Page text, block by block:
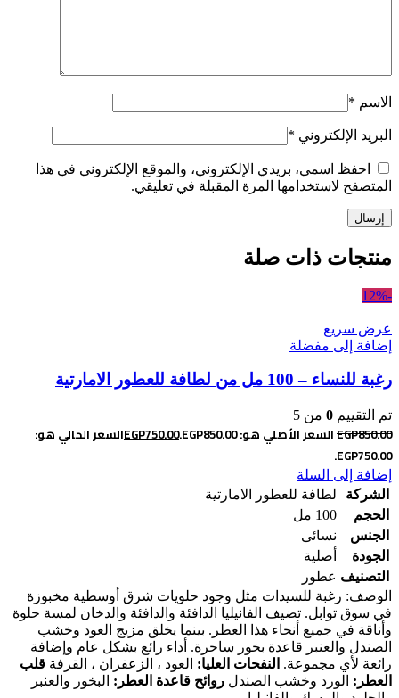
الاسم *
البريد الإلكتروني *
احفظ اسمي، بريدي الإلكتروني، والموقع الإلكتروني في هذا
المتصفح لاستخدامها المرة المقبلة في تعليقي.
منتجات ذات صلة
-12%
عرض سريع
إضافة إلى مفضلة
رغبة للنساء – 100 مل من لطافة للعطور الامارتية
تم التقييم 0 من 5
EGP850.00 السعر الأصلي هو: EGP850.00. EGP750.00
السعر الحالي هو:
EGP750.00.
إضافة إلى السلة
الشركة
لطافة للعطور الامارتية
الحجم
100 مل
الجنس
نسائى
الجودة
أصلية
التصنيف عطور
الوصف: رغبة للسيدات مثل وجود حلويات شرق أوسطية مخبوزة
في سوق توابل. تضيف الفانيليا الدافئة والدافئة والدخان لمسة حلوة
وأناقة في جميع أنحاء هذا العطر. بينما يخلق مزيج العود وخشب
الصندل والعنبر قاعدة بخور ساحرة. أداء رائع بشكل عام وإضافة
رائعة لأي مجموعة. النفحات العليا: العود ، الزعفران ، القرفة قلب
العطر: الورد وخشب الصندل روائح قاعدة العطر: البخور والعنبر